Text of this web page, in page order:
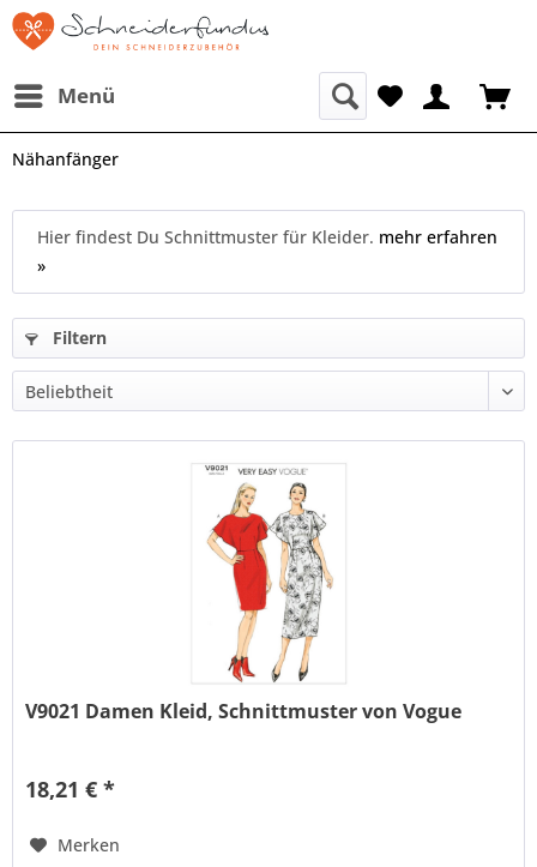
Menü
Nähanfänger
Hier findest Du Schnittmuster für Kleider. mehr erfahren
»
Filtern
V9021 Damen Kleid, Schnittmuster von Vogue
18,21 € *
Merken